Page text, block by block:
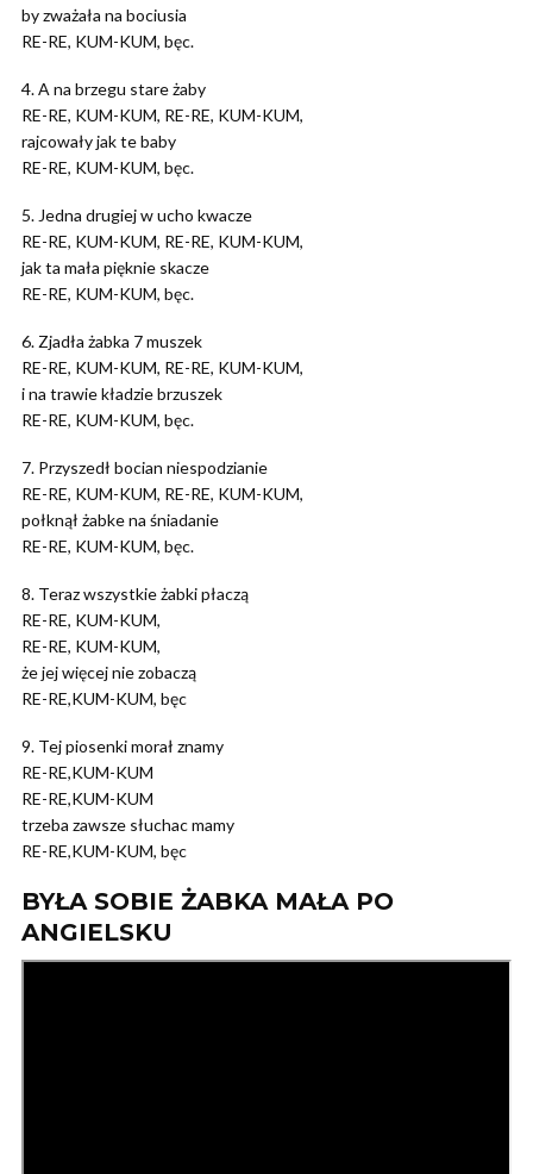
by zważała na bociusia
RE-RE, KUM-KUM, bęc.
4. A na brzegu stare żaby
RE-RE, KUM-KUM, RE-RE, KUM-KUM,
rajcowały jak te baby
RE-RE, KUM-KUM, bęc.
5. Jedna drugiej w ucho kwacze
RE-RE, KUM-KUM, RE-RE, KUM-KUM,
jak ta mała pięknie skacze
RE-RE, KUM-KUM, bęc.
6. Zjadła żabka 7 muszek
RE-RE, KUM-KUM, RE-RE, KUM-KUM,
i na trawie kładzie brzuszek
RE-RE, KUM-KUM, bęc.
7. Przyszedł bocian niespodzianie
RE-RE, KUM-KUM, RE-RE, KUM-KUM,
połknął żabke na śniadanie
RE-RE, KUM-KUM, bęc.
8. Teraz wszystkie żabki płaczą
RE-RE, KUM-KUM,
RE-RE, KUM-KUM,
że jej więcej nie zobaczą
RE-RE,KUM-KUM, bęc
9. Tej piosenki morał znamy
RE-RE,KUM-KUM
RE-RE,KUM-KUM
trzeba zawsze słuchac mamy
RE-RE,KUM-KUM, bęc
BYŁA SOBIE ŻABKA MAŁA PO
ANGIELSKU